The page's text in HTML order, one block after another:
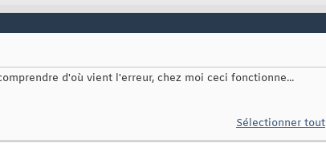
d'où vient l'erreur, chez moi ceci fonctionne...
Sélectionner tout